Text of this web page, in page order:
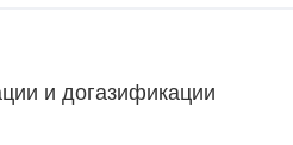
и догазификации